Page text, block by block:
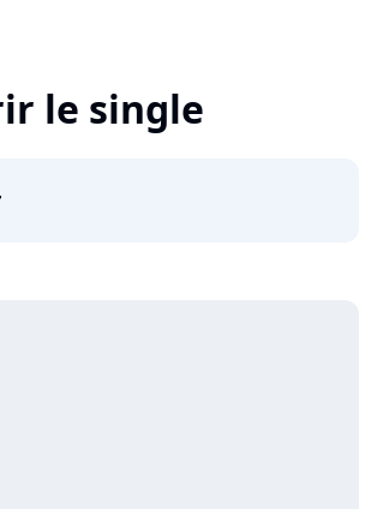
le single